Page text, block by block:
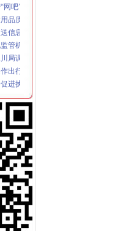
品质量整
信息作批示
管机制推动工商转型
局调研指导工作
出行政告诫
进执法质量管理升级
大走访工作
中高考期间食品安全
农果商“两头甜”
全法》
文本制定调研工作
子商务企业工作方案
食品安全监管工作
响热烈
法》以“三个三”明确监管职责